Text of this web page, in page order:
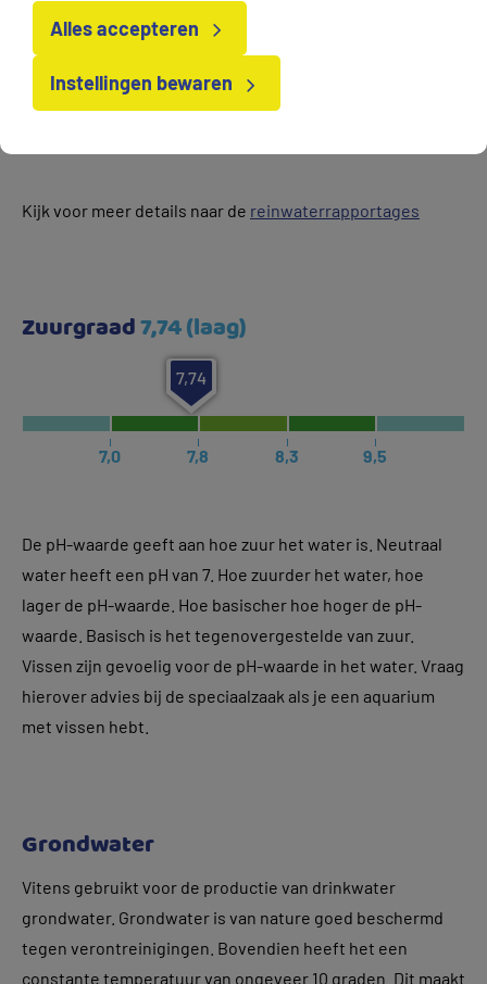
sterk verschillen. Dit komt door bijvoorbeeld door de
bodemopbouw, grondwaterstroming en landbouw.
Het kraanwater van Vitens is dan ook echt een
natuurproduct. Elk water is uniek door de eigen lokale
Kijk voor meer details naar de reinwaterrapportages
Zuurgraad7,74 (laag)
7,74
De pH-waarde geeft aan hoe zuur het water is. Neutraal
water heeft een pH van 7. Hoe zuurder het water, hoe
lager de pH-waarde. Hoe basischer hoe hoger de pH-
waarde. Basisch is het tegenovergestelde van zuur.
Vissen zijn gevoelig voor de pH-waarde in het water. Vraag
hierover advies bij de speciaalzaak als je een aquarium
met vissen hebt.
Grondwater
Vitens gebruikt voor de productie van drinkwater
grondwater. Grondwater is van nature goed beschermd
tegen verontreinigingen. Bovendien heeft het een
constante temperatuur van ongeveer 10 graden. Dit maakt
Alles accepteren
Instellingen bewaren